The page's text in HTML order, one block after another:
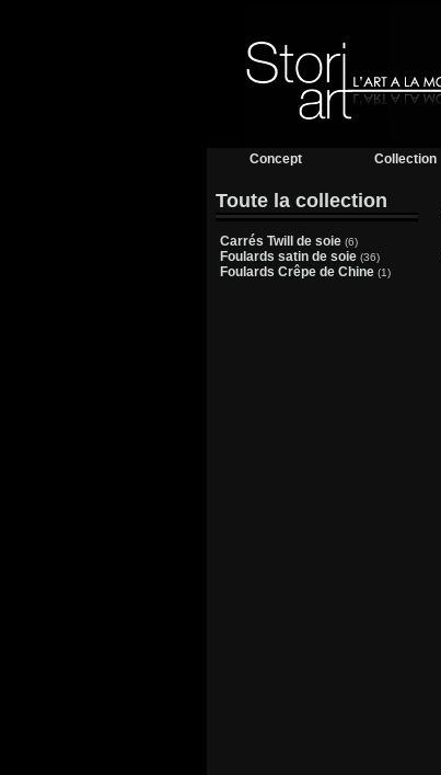
Concept Collection
Toute la collection
Carrés Twill de soie (6)
Foulards satin de soie (36)
Foulards Crêpe de Chine (1)